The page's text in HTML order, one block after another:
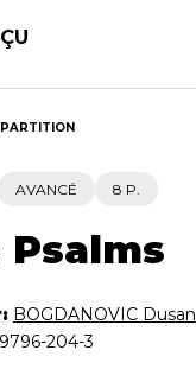
PARTITION
AVANCÉ 8 P.
Psalms
BOGDANOVIC Dusan
204-3